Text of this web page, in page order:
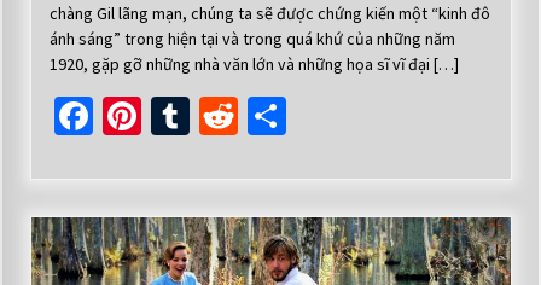
chàng Gil lãng mạn, chúng ta sẽ được chứng kiến một “kinh đô
ánh sáng” trong hiện tại và trong quá khứ của những năm
1920, gặp gỡ những nhà văn lớn và những họa sĩ vĩ đại […]
Facebook
Pinterest
Tumblr
RedditShare